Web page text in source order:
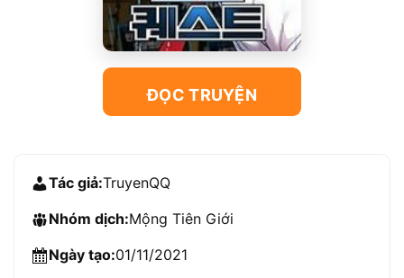
ĐỌC TRUYỆN
Tác giả:TruyenQQ
Nhóm dịch:Mộng Tiên Giới
Ngày tạo:01/11/2021